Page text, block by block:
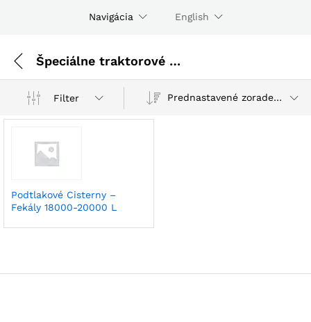
Navigácia English
Špeciálne traktorové cisterny
Filter Prednastavené zoradenie
Podtlakové Cisterny –
Fekály 18000-20000 L